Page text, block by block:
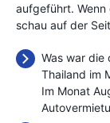
aufgeführt.
schau auf der
Was war die
Thailand im
Im Monat